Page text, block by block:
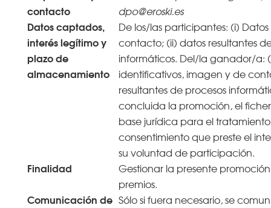
contacto
dpo@eroski.es
Datos captados,
interés legítimo y
plazo de
almacenamiento
De los/las participantes: (i)
contacto; (ii) datos resultantes
informáticos. Del/la ganador/a:
identificativos, imagen y de
resultantes de procesos
concluida la promoción, el
base jurídica para el
consentimiento que preste el
su voluntad de participación.
Finalidad
Gestionar la presente
premios.
Comunicación de Sólo si fuera necesario, se